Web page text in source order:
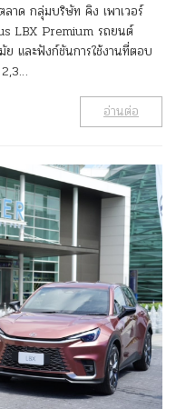
ลาด กลุ่มบริษัท คิง เพาเวอร์
LBX Premium รถยนต์
ย และฟังก์ชันการใช้งานที่ตอบ
2,3…
อ่านต่อ